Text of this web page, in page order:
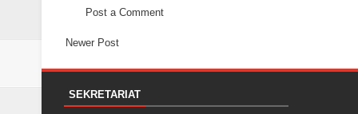
Post a Comment
Newer Post
SEKRETARIAT